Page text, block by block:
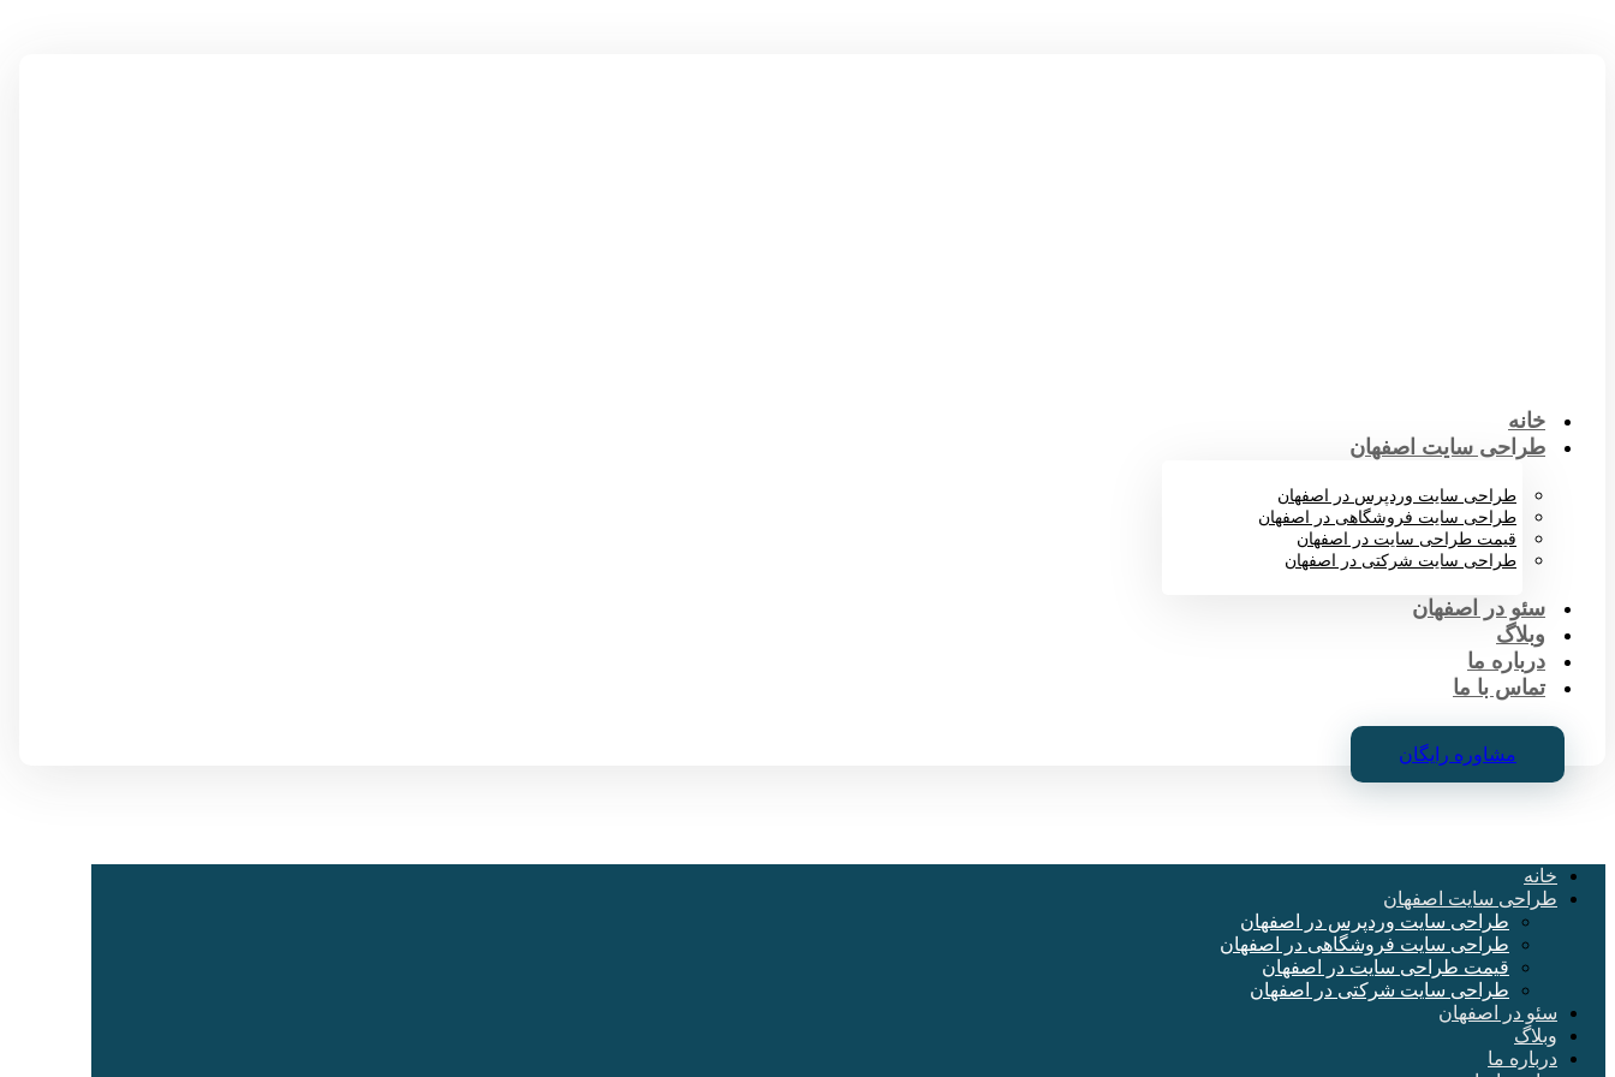
خانه
طراحی سایت اصفهان
طراحی سایت وردپرس در اصفهان
طراحی سایت فروشگاهی در اصفهان
قیمت طراحی سایت در اصفهان
طراحی سایت شرکتی در اصفهان
سئو در اصفهان
وبلاگ
درباره ما
تماس با ما
مشاوره رایگان
خانه
طراحی سایت اصفهان
طراحی سایت وردپرس در اصفهان
طراحی سایت فروشگاهی در اصفهان
قیمت طراحی سایت در اصفهان
طراحی سایت شرکتی در اصفهان
سئو در اصفهان
وبلاگ
درباره ما